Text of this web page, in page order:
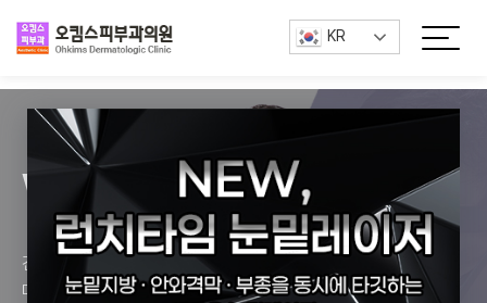
KR
Why 오킴스피부과
건강한 아름다움 "From Health to Beauty"
매 순간이 우리의 전성기 "Every Single day to Glory day"